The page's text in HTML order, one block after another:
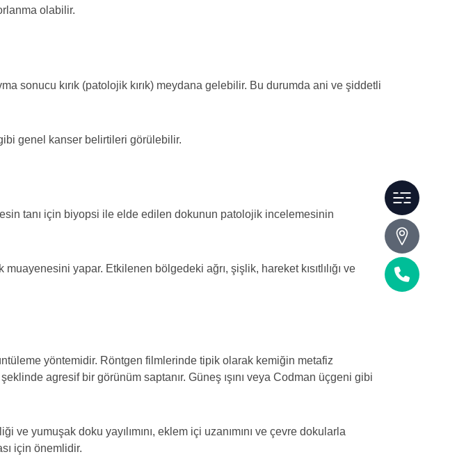
olabilir.
sonucu kırık (patolojik kırık) meydana gelebilir. Bu durumda ani ve şiddetli
genel kanser belirtileri görülebilir.
tanı için biyopsi ile elde edilen dokunun patolojik incelemesinin
yapar. Etkilenen bölgedeki ağrı, şişlik, hareket kısıtlılığı ve
yöntemidir. Röntgen filmlerinde tipik olarak kemiğin metafiz
agresif bir görünüm saptanır. Güneş ışını veya Codman üçgeni gibi
ve yumuşak doku yayılımını, eklem içi uzanımını ve çevre dokularla
için önemlidir.